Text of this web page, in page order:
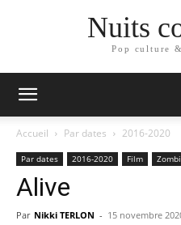
Nuits
Pop culture
Accueil Par dates 2016-2020
Par dates 2016-2020 Film
Alive
Par Nikki TERLON - 15 novembre